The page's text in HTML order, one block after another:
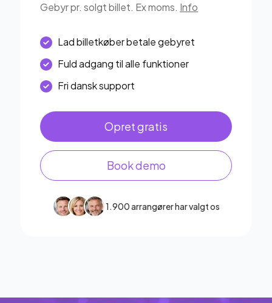
Gebyr pr. solgt billet. Ex moms. Info
Lad billetkøber betale gebyret
Fuld adgang til alle funktioner
Fri dansk support
Opret gratis
Book demo
1.900 arrangører har valgt os